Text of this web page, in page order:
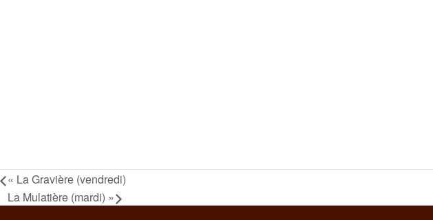
« La Gravière (vendredi)
La Mulatière (mardi) »